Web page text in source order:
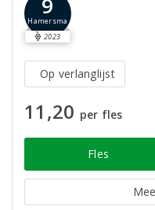
Hamersma
2023
Op verlanglijst
11,20 per fles
Fles